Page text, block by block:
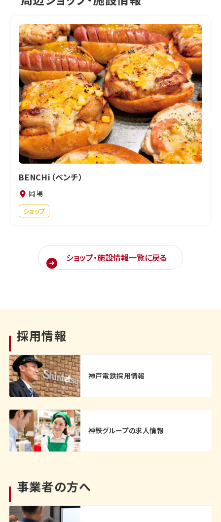
BENCHi（ベンチ）
岡場
ショップ
ショップ・施設情報一覧に戻る
採用情報
神戸電鉄採用情報
神鉄グループの求人情報
事業者の方へ